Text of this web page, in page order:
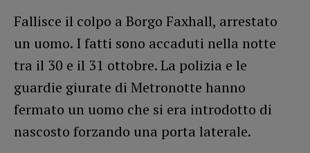
Fallisce il colpo a Borgo Faxhall, arrestato
un uomo. I fatti sono accaduti nella notte
tra il 30 e il 31 ottobre. La polizia e le
guardie giurate di Metronotte hanno
fermato un uomo che si era introdotto di
nascosto forzando una porta laterale.